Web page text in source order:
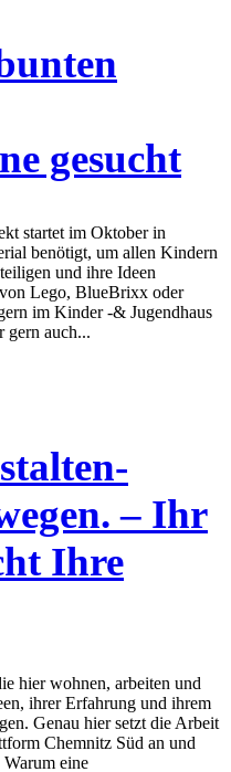
gesucht
startet im Oktober in
benötigt, um allen Kindern
und ihre Ideen
Lego, BlueBrixx oder
im Kinder -& Jugendhaus
gern auch...
– Ihr
Ihre
hier wohnen, arbeiten und
ihrer Erfahrung und ihrem
Genau hier setzt die Arbeit
Chemnitz Süd an und
eine